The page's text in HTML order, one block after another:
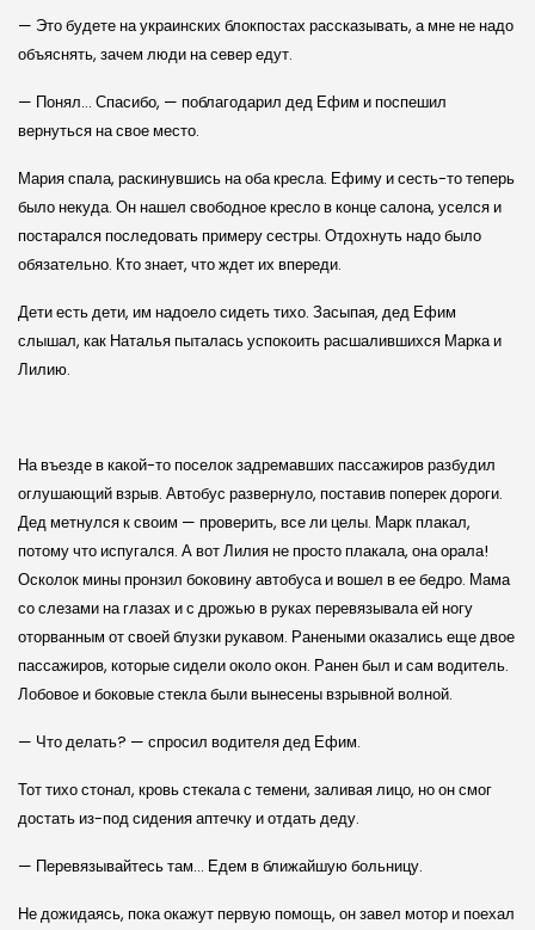
— Это будете на украинских блокпостах рассказывать, а мне не надо
объяснять, зачем люди на север едут.
— Понял… Спасибо, — поблагодарил дед Ефим и поспешил
вернуться на свое место.
Мария спала, раскинувшись на оба кресла. Ефиму и сесть-то теперь
было некуда. Он нашел свободное кресло в конце салона, уселся и
постарался последовать примеру сестры. Отдохнуть надо было
обязательно. Кто знает, что ждет их впереди.
Дети есть дети, им надоело сидеть тихо. Засыпая, дед Ефим
слышал, как Наталья пыталась успокоить расшалившихся Марка и
Лилию.
На въезде в какой-то поселок задремавших пассажиров разбудил
оглушающий взрыв. Автобус развернуло, поставив поперек дороги.
Дед метнулся к своим — проверить, все ли целы. Марк плакал,
потому что испугался. А вот Лилия не просто плакала, она орала!
Осколок мины пронзил боковину автобуса и вошел в ее бедро. Мама
со слезами на глазах и с дрожью в руках перевязывала ей ногу
оторванным от своей блузки рукавом. Ранеными оказались еще двое
пассажиров, которые сидели около окон. Ранен был и сам водитель.
Лобовое и боковые стекла были вынесены взрывной волной.
— Что делать? — спросил водителя дед Ефим.
Тот тихо стонал, кровь стекала с темени, заливая лицо, но он смог
достать из-под сидения аптечку и отдать деду.
— Перевязывайтесь там… Едем в ближайшую больницу.
Не дожидаясь, пока окажут первую помощь, он завел мотор и поехал